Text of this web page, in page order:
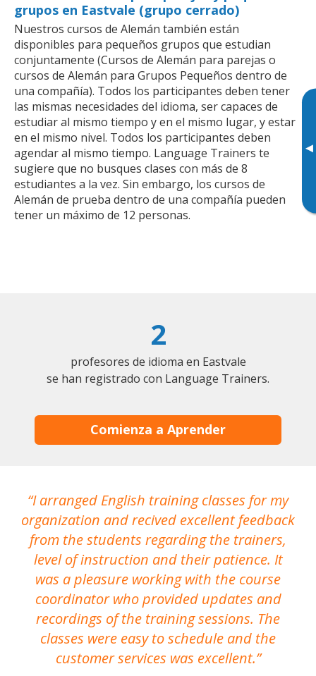
▸
grupos en Eastvale (grupo cerrado)
Nuestros cursos de Alemán también están
disponibles para pequeños grupos que estudian
conjuntamente (Cursos de Alemán para parejas o
cursos de Alemán para Grupos Pequeños dentro de
una compañía). Todos los participantes deben tener
las mismas necesidades del idioma, ser capaces de
estudiar al mismo tiempo y en el mismo lugar, y estar
en el mismo nivel. Todos los participantes deben
agendar al mismo tiempo. Language Trainers te
sugiere que no busques clases con más de 8
estudiantes a la vez. Sin embargo, los cursos de
Alemán de prueba dentro de una compañía pueden
tener un máximo de 12 personas.
2
profesores de idioma en Eastvale
se han registrado con Language Trainers.
Comienza a Aprender
I arranged English training classes for my
organization and recived excellent feedback
from the students regarding the trainers,
level of instruction and their patience. It
was a pleasure working with the course
coordinator who provided updates and
recordings of the training sessions. The
classes were easy to schedule and the
customer services was excellent.